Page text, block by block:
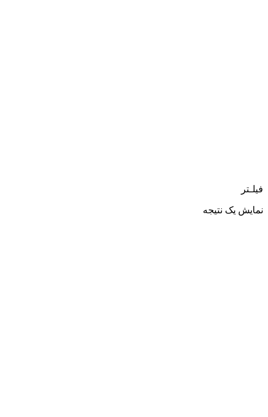
فیلـتر
نمایش یک نتیجه